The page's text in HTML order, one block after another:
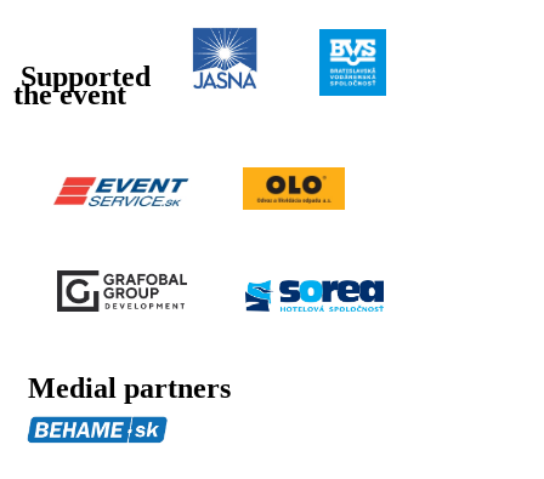
Supported
the event
Medial partners